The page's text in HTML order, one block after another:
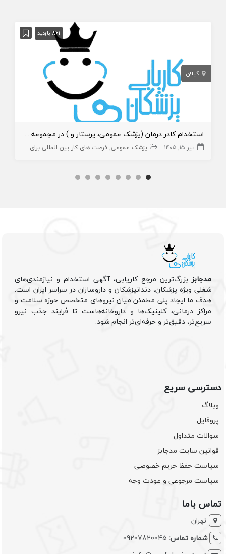
861 بازدید
گیلان
استخدام کادر درمان (پزشک عمومی، پرستار و ) در مجموعه گردشگری
تیر ۱۵, ۱۴۰۵ پزشک عمومی فرصت های کار بین المللی برای کادر درمان
مدجابزبزرگ‌ترین مرجع کاریابی، آگهی استخدام و نیازمندی‌های
شغلی ویژه پزشکان، دندانپزشکان و داروسازان در سراسر ایران است.
هدف ما ایجاد پلی مطمئن میان نیروهای متخصص حوزه سلامت و
مراکز درمانی، کلینیک‌ها و داروخانه‌هاست تا فرایند جذب نیرو
سریع‌تر، دقیق‌تر و حرفه‌ای‌تر انجام شود.
دسترسی سریع
وبلاگ
پروفایل
سوالات متداول
قوانین سایت مدجابز
سیاست حفظ حریم خصوصی
سیاست مرجوعی و عودت وجه
تماس باما
تهران
شماره تماس: 09207820045